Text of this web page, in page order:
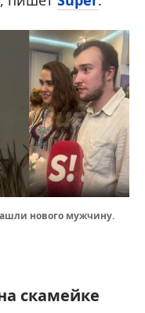
нового мужчину.
скамейке